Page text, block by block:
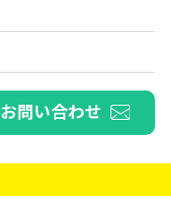
お問い合わせ